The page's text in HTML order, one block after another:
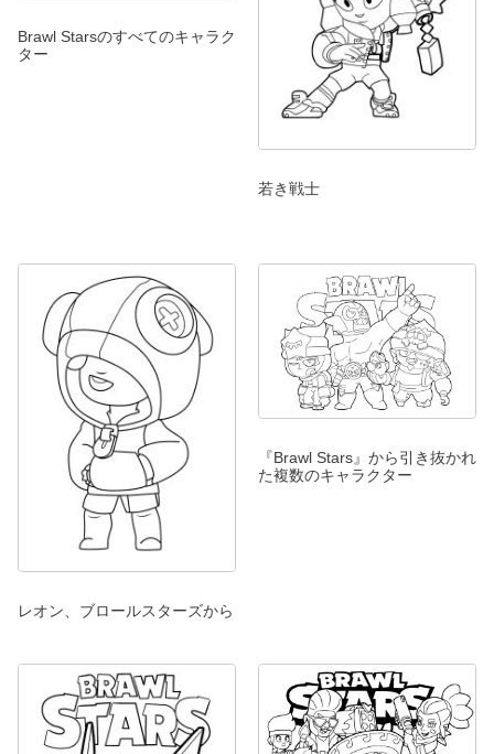
Brawl Starsのすべてのキャラク
ター
若き戦士
レオン、ブロールスターズから
『Brawl Stars』から引き抜かれ
た複数のキャラクター